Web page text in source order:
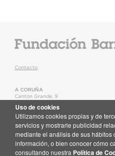
Contacto
A CORUÑA
Cantón Grande, 9
T.+34 981 22 15 25
Mapa
Recibe en tu correo toda la actualidad
Suscríbete aquí
Uso de cookies
Utilizamos cookies propias y de
servicios y mostrarle publicidad
mediante el análisis de sus
información, o bien conocer cómo
consultando nuestra Política de